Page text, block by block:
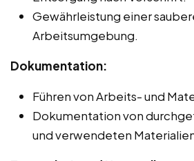
Gewährleistung einer
Arbeitsumgebung.
Dokumentation:
Führen von Arbeits- und
Dokumentation von
und verwendeten